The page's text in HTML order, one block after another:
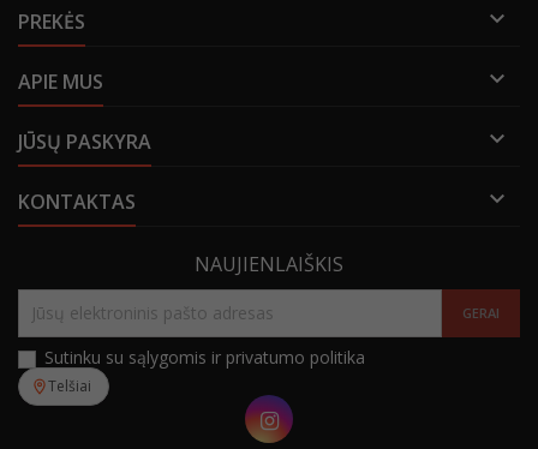
PREKĖS 
APIE MUS 
JŪSŲ PASKYRA 
KONTAKTAS 
NAUJIENLAIŠKIS
Sutinku su sąlygomis ir privatumo politika
Instagram
Telšiai